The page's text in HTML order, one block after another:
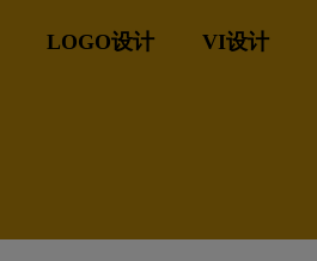
LOGO设计 VI设计